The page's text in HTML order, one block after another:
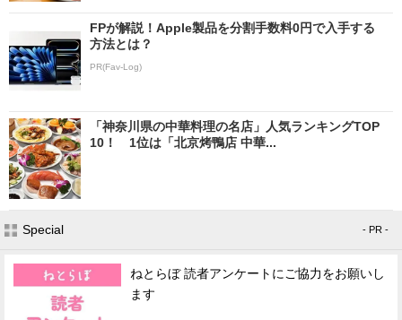
FPが解説！Apple製品を分割手数料0円で入手する
方法とは？
PR(Fav-Log)
「神奈川県の中華料理の名店」人気ランキングTOP
10！ 1位は「北京烤鴨店 中華...
Special - PR -
ねとらぼ 読者アンケートにご協力をお願いし
ます